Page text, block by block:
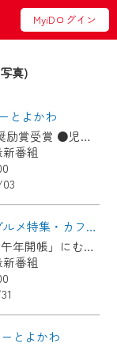
MyiDログイン
真)
とよかわ
●番組アワード 奨励賞受賞 ●児童と生産農家との会食会 ●豊川コール・アカデミー ●消防・防災に関するお知らせ「熱中症予防」ほか
番組
【豊川稲荷周辺グルメ特集・カフェギャラリーごん】Cちゃんのぐるめポケット
11月の「豊川稲荷午年開帳」にむけて、毎月豊川稲荷周辺のグルメを紹介します！ 今回は狐のグッズや縁起物を展示＆販売している古民家カフェ！自慢のお狐ぜんざいやお狐メニューが食べられます♪
番組
とよかわ
』は2024
す！
いの地域
、いつ
域情報